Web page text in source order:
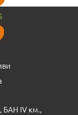
БАН IV км.,